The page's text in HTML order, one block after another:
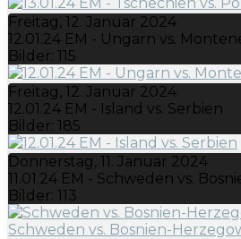
Freitag, 12. Januar 2024
12.01.24 EM - Ungarn vs.
Bilder: 115
Freitag, 12. Januar 2024
12.01.24 EM - Island vs. Serbien
Bilder: 185
Donnerstag, 11. Januar 2024
11.01.24 EM - Schweden vs.
Bilder: 113